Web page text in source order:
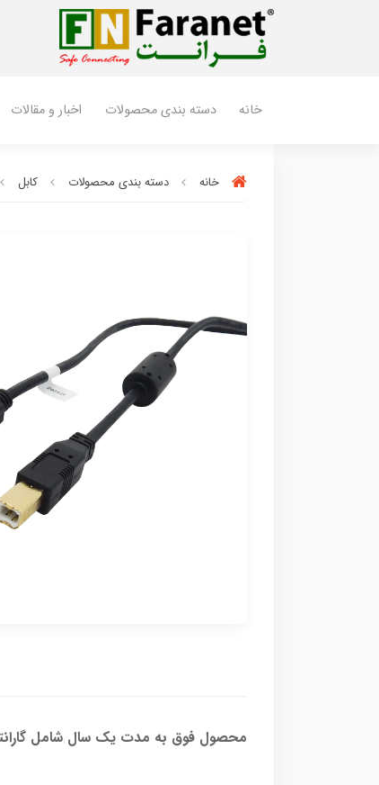
خانه دسته بندی محصولات اخبار و مقالات
خانه دسته بندی محصولات کابل
محصول فوق به مدت یک سال شامل